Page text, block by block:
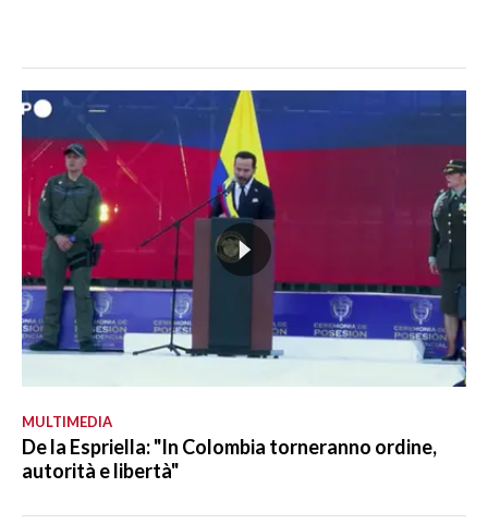
MULTIMEDIA
De la Espriella: "In Colombia torneranno ordine,
autorità e libertà"